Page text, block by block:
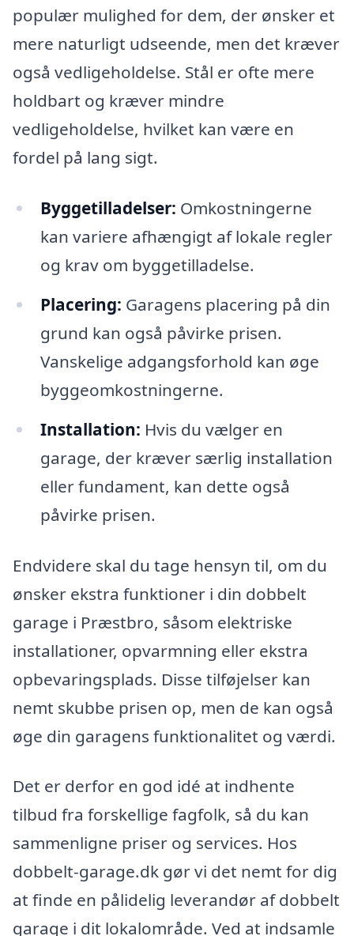
populær mulighed for dem, der ønsker et
mere naturligt udseende, men det kræver
også vedligeholdelse. Stål er ofte mere
holdbart og kræver mindre
vedligeholdelse, hvilket kan være en
fordel på lang sigt.
Byggetilladelser: Omkostningerne
kan variere afhængigt af lokale regler
og krav om byggetilladelse.
Placering: Garagens placering på din
grund kan også påvirke prisen.
Vanskelige adgangsforhold kan øge
byggeomkostningerne.
Installation: Hvis du vælger en
garage, der kræver særlig installation
eller fundament, kan dette også
påvirke prisen.
Endvidere skal du tage hensyn til, om du
ønsker ekstra funktioner i din dobbelt
garage i Præstbro, såsom elektriske
installationer, opvarmning eller ekstra
opbevaringsplads. Disse tilføjelser kan
nemt skubbe prisen op, men de kan også
øge din garagens funktionalitet og værdi.
Det er derfor en god idé at indhente
tilbud fra forskellige fagfolk, så du kan
sammenligne priser og services. Hos
dobbelt-garage.dk gør vi det nemt for dig
at finde en pålidelig leverandør af dobbelt
garage i dit lokalområde. Ved at indsamle